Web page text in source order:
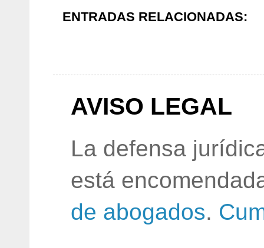
ENTRADAS RELACIONADAS:
AVISO LEGAL
La defensa
está
de abogados.